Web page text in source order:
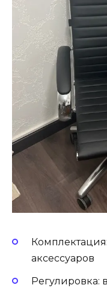
аксессуаров
Регулировка: